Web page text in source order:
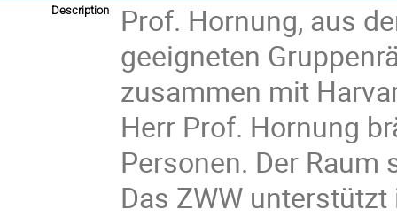
Description
Prof. Hornung, aus
geeigneten
zusammen mit
Herr Prof. Hornung
Personen. Der
Das ZWW